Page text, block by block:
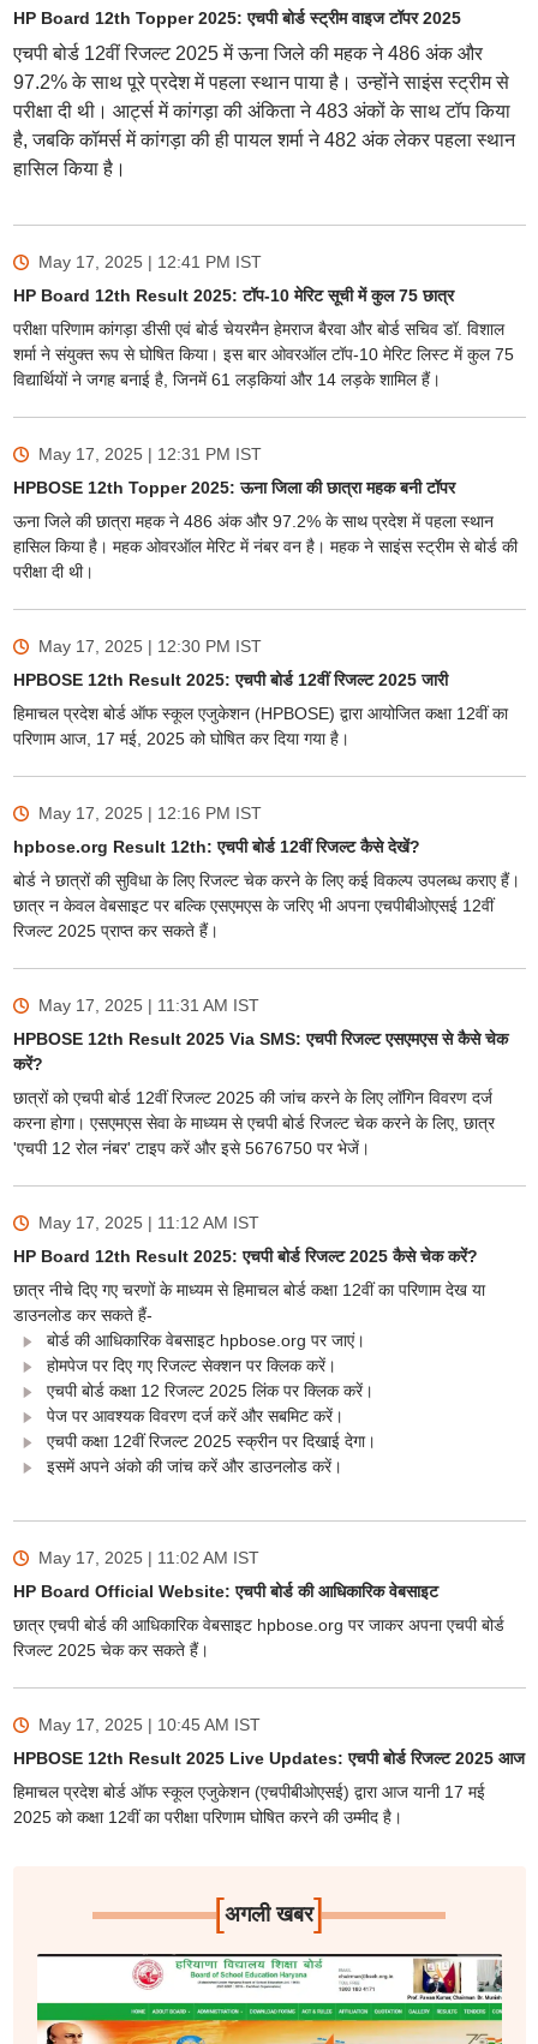
HP Board 12th Topper 2025: एचपी बोर्ड स्ट्रीम वाइज टॉपर 2025
एचपी बोर्ड 12वीं रिजल्ट 2025 में ऊना जिले की महक ने 486 अंक और
97.2% के साथ पूरे प्रदेश में पहला स्थान पाया है। उन्होंने साइंस स्ट्रीम से
परीक्षा दी थी। आर्ट्स में कांगड़ा की अंकिता ने 483 अंकों के साथ टॉप किया
है, जबकि कॉमर्स में कांगड़ा की ही पायल शर्मा ने 482 अंक लेकर पहला स्थान
हासिल किया है।
May 17, 2025 | 12:41 PM IST
HP Board 12th Result 2025: टॉप-10 मेरिट सूची में कुल 75 छात्र
परीक्षा परिणाम कांगड़ा डीसी एवं बोर्ड चेयरमैन हेमराज बैरवा और बोर्ड सचिव डॉ. विशाल
शर्मा ने संयुक्त रूप से घोषित किया। इस बार ओवरऑल टॉप-10 मेरिट लिस्ट में कुल 75
विद्यार्थियों ने जगह बनाई है, जिनमें 61 लड़कियां और 14 लड़के शामिल हैं।
May 17, 2025 | 12:31 PM IST
HPBOSE 12th Topper 2025: ऊना जिला की छात्रा महक बनी टॉपर
ऊना जिले की छात्रा महक ने 486 अंक और 97.2% के साथ प्रदेश में पहला स्थान
हासिल किया है। महक ओवरऑल मेरिट में नंबर वन है। महक ने साइंस स्ट्रीम से बोर्ड की
परीक्षा दी थी।
May 17, 2025 | 12:30 PM IST
HPBOSE 12th Result 2025: एचपी बोर्ड 12वीं रिजल्ट 2025 जारी
हिमाचल प्रदेश बोर्ड ऑफ स्कूल एजुकेशन (HPBOSE) द्वारा आयोजित कक्षा 12वीं का
परिणाम आज, 17 मई, 2025 को घोषित कर दिया गया है।
May 17, 2025 | 12:16 PM IST
hpbose.org Result 12th: एचपी बोर्ड 12वीं रिजल्ट कैसे देखें?
बोर्ड ने छात्रों की सुविधा के लिए रिजल्ट चेक करने के लिए कई विकल्प उपलब्ध कराए हैं।
छात्र न केवल वेबसाइट पर बल्कि एसएमएस के जरिए भी अपना एचपीबीओएसई 12वीं
रिजल्ट 2025 प्राप्त कर सकते हैं।
May 17, 2025 | 11:31 AM IST
HPBOSE 12th Result 2025 Via SMS: एचपी रिजल्ट एसएमएस से कैसे चेक
करें?
छात्रों को एचपी बोर्ड 12वीं रिजल्ट 2025 की जांच करने के लिए लॉगिन विवरण दर्ज
करना होगा। एसएमएस सेवा के माध्यम से एचपी बोर्ड रिजल्ट चेक करने के लिए, छात्र
'एचपी 12 रोल नंबर' टाइप करें और इसे 5676750 पर भेजें।
May 17, 2025 | 11:12 AM IST
HP Board 12th Result 2025: एचपी बोर्ड रिजल्ट 2025 कैसे चेक करें?
छात्र नीचे दिए गए चरणों के माध्यम से हिमाचल बोर्ड कक्षा 12वीं का परिणाम देख या
डाउनलोड कर सकते हैं-
बोर्ड की आधिकारिक वेबसाइट hpbose.org पर जाएं।
होमपेज पर दिए गए रिजल्ट सेक्शन पर क्लिक करें।
एचपी बोर्ड कक्षा 12 रिजल्ट 2025 लिंक पर क्लिक करें।
पेज पर आवश्यक विवरण दर्ज करें और सबमिट करें।
एचपी कक्षा 12वीं रिजल्ट 2025 स्क्रीन पर दिखाई देगा।
इसमें अपने अंको की जांच करें और डाउनलोड करें।
May 17, 2025 | 11:02 AM IST
HP Board Official Website: एचपी बोर्ड की आधिकारिक वेबसाइट
छात्र एचपी बोर्ड की आधिकारिक वेबसाइट hpbose.org पर जाकर अपना एचपी बोर्ड
रिजल्ट 2025 चेक कर सकते हैं।
May 17, 2025 | 10:45 AM IST
HPBOSE 12th Result 2025 Live Updates: एचपी बोर्ड रिजल्ट 2025 आज
हिमाचल प्रदेश बोर्ड ऑफ स्कूल एजुकेशन (एचपीबीओएसई) द्वारा आज यानी 17 मई
2025 को कक्षा 12वीं का परीक्षा परिणाम घोषित करने की उम्मीद है।
[अगली खबर]